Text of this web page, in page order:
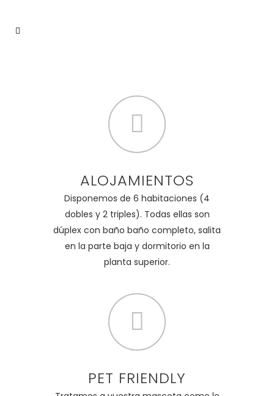
ALOJAMIENTOS
Disponemos de 6 habitaciones (4
dobles y 2 triples). Todas ellas son
dúplex con baño baño completo, salita
en la parte baja y dormitorio en la
planta superior.
PET FRIENDLY